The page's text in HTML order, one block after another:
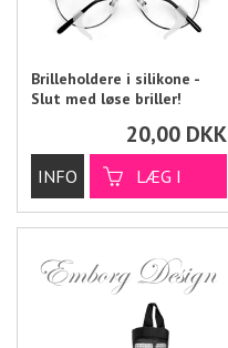
Brilleholdere i silikone -
Slut med løse briller!
20,00 DKK